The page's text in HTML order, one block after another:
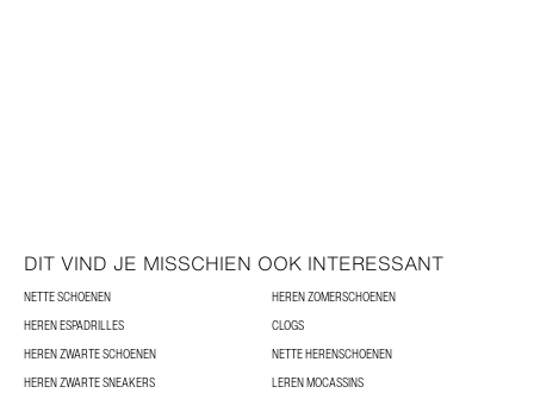
DIT VIND JE MISSCHIEN OOK INTERESSANT
NETTE SCHOENEN
HEREN ZOMERSCHOENEN
HEREN ESPADRILLES
CLOGS
HEREN ZWARTE SCHOENEN
NETTE HERENSCHOENEN
HEREN ZWARTE SNEAKERS
LEREN MOCASSINS